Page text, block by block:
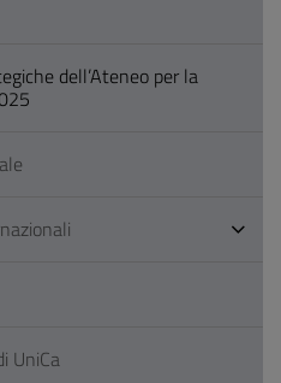
dell’Ateneo per la
UniCa